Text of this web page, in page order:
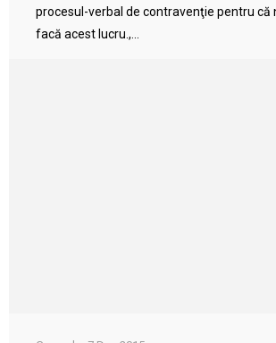
procesul-verbal de contravenţie pentru că
facă acest lucru.,...